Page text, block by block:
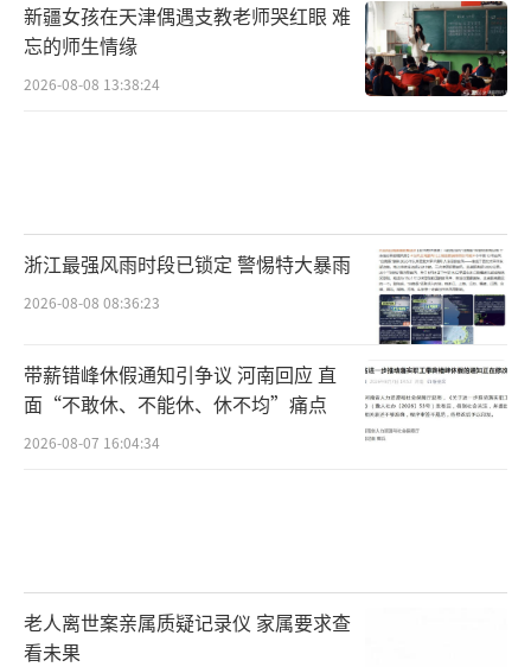
新疆女孩在天津偶遇支教老师哭红眼 难
忘的师生情缘
2026-08-08 13:38:24
浙江最强风雨时段已锁定 警惕特大暴雨
2026-08-08 08:36:23
带薪错峰休假通知引争议 河南回应 直
面“不敢休、不能休、休不均”痛点
2026-08-07 16:04:34
老人离世案亲属质疑记录仪 家属要求查
看未果